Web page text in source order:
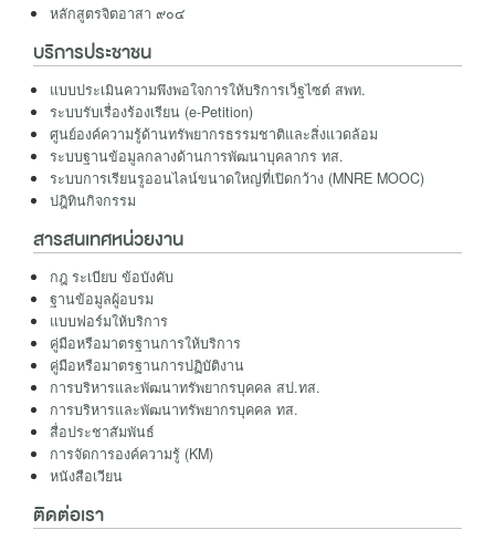
หลักสูตรจิตอาสา ๙๐๔
บริการประชาชน
แบบประเมินความพึงพอใจการให้บริการเว็ฐไซต์ สพท.
ระบบรับเรื่องร้องเรียน (e-Petition)
ศูนย์องค์ความรู้ด้านทรัพยากรธรรมชาติและสิ่งแวดล้อม
ระบบฐานข้อมูลกลางด้านการพัฒนาบุคลากร ทส.
ระบบการเรียนรูออนไลน์ขนาดใหญ่ที่เปิดกว้าง (MNRE MOOC)
ปฎิทินกิจกรรม
สารสนเทศหน่วยงาน
กฎ ระเบียบ ข้อบังคับ
ฐานข้อมูลผู้อบรม
แบบฟอร์มให้บริการ
คู่มือหรือมาตรฐานการให้บริการ
คู่มือหรือมาตรฐานการปฏิบัติงาน
การบริหารและพัฒนาทรัพยากรบุคคล สป.ทส.
การบริหารและพัฒนาทรัพยากรบุคคล ทส.
สื่อประชาสัมพันธ์
การจัดการองค์ความรู้ (KM)
หนังสือเวียน
ติดต่อเรา